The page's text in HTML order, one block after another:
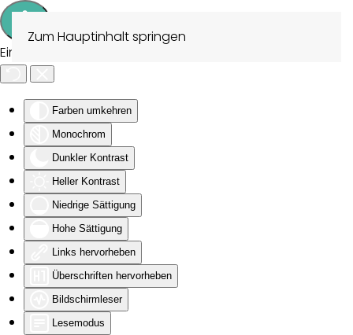
Eingabehilfen öffnen
Farben umkehren
Monochrom
Dunkler Kontrast
Heller Kontrast
Niedrige Sättigung
Hohe Sättigung
Links hervorheben
Überschriften hervorheben
Bildschirmleser
Lesemodus
Zum Hauptinhalt springen